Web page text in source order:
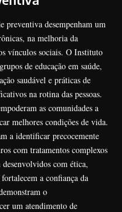
preventiva desempenham um
na melhoria da
vínculos sociais. O Instituto
de educação em saúde,
saudável e práticas de
na rotina das pessoas.
as comunidades a
melhores condições de vida.
a identificar precocemente
com tratamentos complexos
com ética,
a confiança da
o
um atendimento de